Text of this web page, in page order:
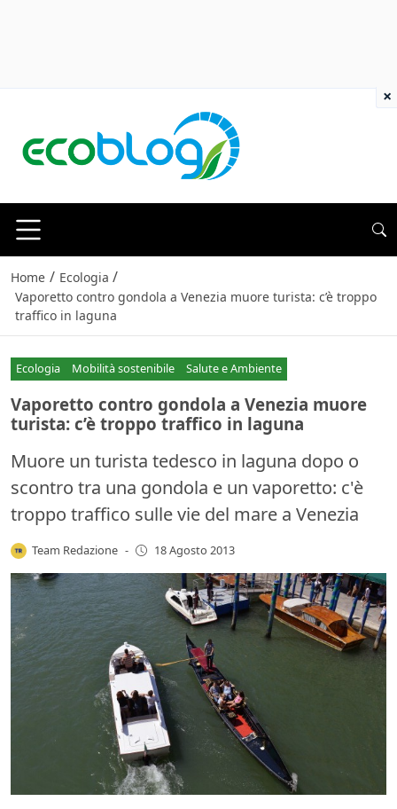
Home / Ecologia /
Vaporetto contro gondola a Venezia muore turista: c’è troppo
traffico in laguna
Ecologia Mobilità sostenibile Salute e Ambiente
Vaporetto contro gondola a Venezia muore
turista: c’è troppo traffico in laguna
Muore un turista tedesco in laguna dopo o
scontro tra una gondola e un vaporetto: c'è
troppo traffico sulle vie del mare a Venezia
Team Redazione - 18 Agosto 2013
×